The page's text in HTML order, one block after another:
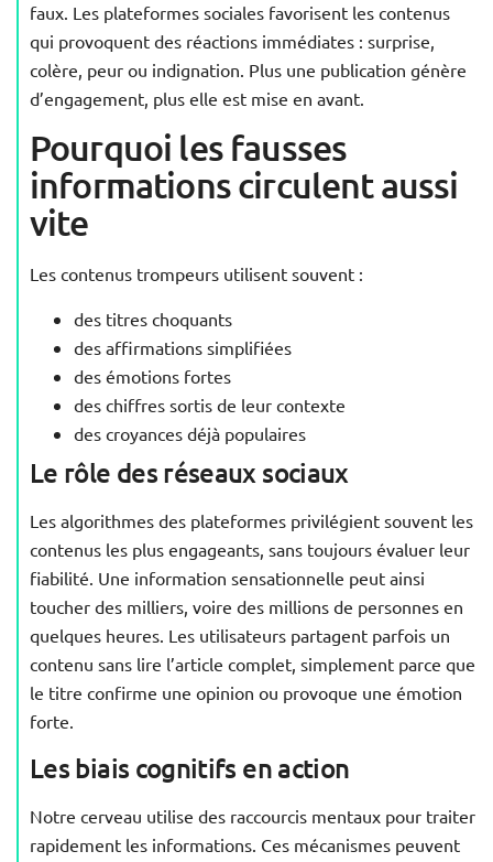
faux. Les plateformes sociales favorisent les contenus
qui provoquent des réactions immédiates : surprise,
colère, peur ou indignation. Plus une publication génère
d’engagement, plus elle est mise en avant.
Pourquoi les fausses
informations circulent aussi
vite
Les contenus trompeurs utilisent souvent :
des titres choquants
des affirmations simplifiées
des émotions fortes
des chiffres sortis de leur contexte
des croyances déjà populaires
Le rôle des réseaux sociaux
Les algorithmes des plateformes privilégient souvent les
contenus les plus engageants, sans toujours évaluer leur
fiabilité. Une information sensationnelle peut ainsi
toucher des milliers, voire des millions de personnes en
quelques heures. Les utilisateurs partagent parfois un
contenu sans lire l’article complet, simplement parce que
le titre confirme une opinion ou provoque une émotion
forte.
Les biais cognitifs en action
Notre cerveau utilise des raccourcis mentaux pour traiter
rapidement les informations. Ces mécanismes peuvent